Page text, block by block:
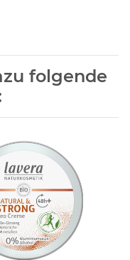
folgende